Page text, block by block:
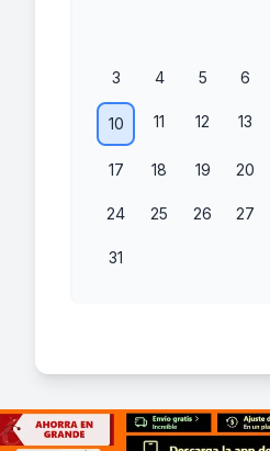
3 4 5 6
10 11 12 13
17 18 19 20
24 25 26 27
31